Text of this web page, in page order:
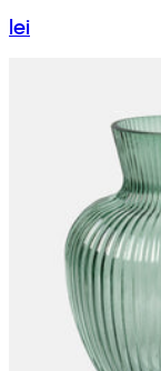
lei